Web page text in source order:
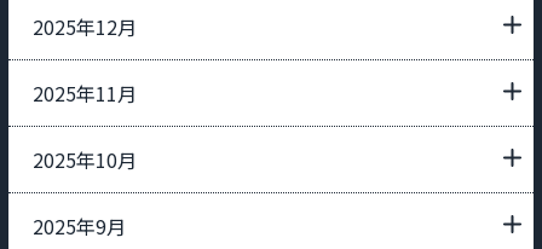
2025年12月
2025年11月
2025年10月
2025年9月